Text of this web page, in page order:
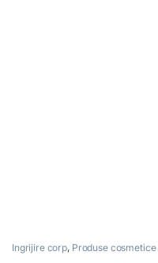
Ingrijire corp, Produse cosmetice